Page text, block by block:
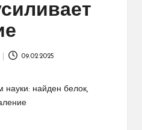
09.02.2025